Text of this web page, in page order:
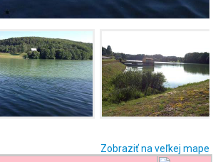
Zobraziť na veľkej mape